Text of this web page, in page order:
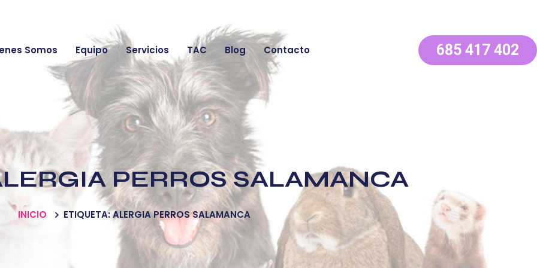
Somos Equipo Servicios TAC Blog Contacto 685 417 402
PERROS SALAMANCA
INICIO ETIQUETA: ALERGIA PERROS SALAMANCA